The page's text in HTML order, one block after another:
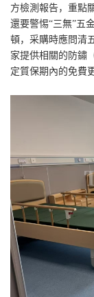
方檢測報告，重點
還要警惕“三無”五
頓，采購時應問清
家提供相關的防鏽
定質保期內的免費